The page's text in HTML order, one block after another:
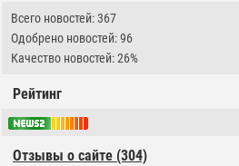
Всего новостей: 367
Одобрено новостей: 96
Качество новостей: 26%
Рейтинг
Отзывы о сайте (304)